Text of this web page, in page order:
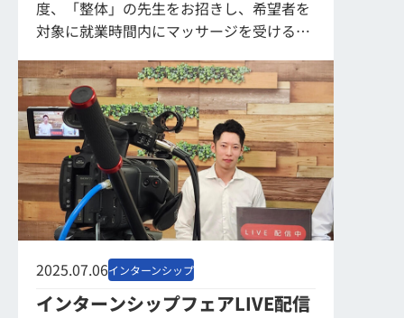
度、「整体」の先生をお招きし、希望者を
対象に就業時間内にマッサージを受けるこ
て、PC作業で凝り固まった社員たちの身体
を、順に...
2025.07.06インターンシップ
インターンシップフェアLIVE配信